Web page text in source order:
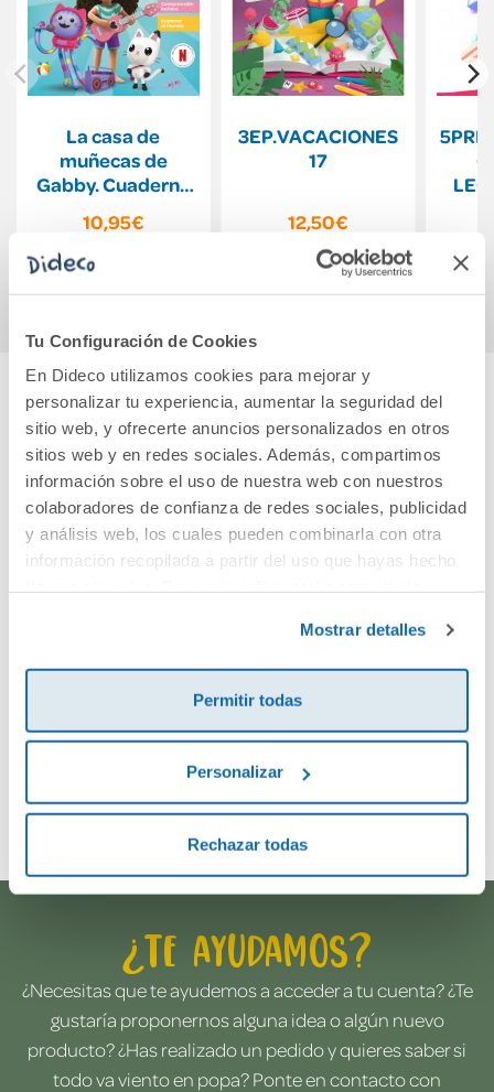
Tu Configuración de Cookies
En Dideco utilizamos cookies para mejorar y
personalizar tu experiencia, aumentar la seguridad del
sitio web, y ofrecerte anuncios personalizados en otros
sitios web y en redes sociales. Además, compartimos
información sobre el uso de nuestra web con nuestros
colaboradores de confianza de redes sociales, publicidad
y análisis web, los cuales pueden combinarla con otra
información recopilada a partir del uso que hayas hecho
Mostrar detalles
Permitir todas
Personalizar
Rechazar todas
La casa de
muñecas de
Gabby. Cuaderno
años
10,95€
Comprar
3EP.VACACIONES
17
12,50€
Comprar
5PRI
Cuéntanos tu opinión
¡Sé el primero en valorar este producto!
Debes iniciar sesión para poder valorarlo
Envía tu opinión
¿Te ayudamos?
¿Necesitas que te ayudemos a acceder a tu cuenta? ¿Te
gustaría proponernos alguna idea o algún nuevo
producto? ¿Has realizado un pedido y quieres saber si
todo va viento en popa? Ponte en contacto con